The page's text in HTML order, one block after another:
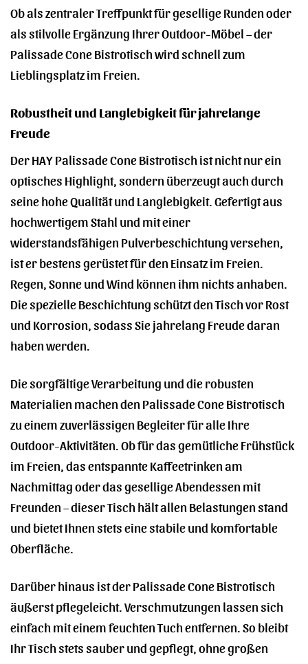
Ob als zentraler Treffpunkt für gesellige Runden oder
als stilvolle Ergänzung Ihrer Outdoor-Möbel – der
Palissade Cone Bistrotisch wird schnell zum
Lieblingsplatz im Freien.
Robustheit und Langlebigkeit für jahrelange
Freude
Der HAY Palissade Cone Bistrotisch ist nicht nur ein
optisches Highlight, sondern überzeugt auch durch
seine hohe Qualität und Langlebigkeit. Gefertigt aus
hochwertigem Stahl und mit einer
widerstandsfähigen Pulverbeschichtung versehen,
ist er bestens gerüstet für den Einsatz im Freien.
Regen, Sonne und Wind können ihm nichts anhaben.
Die spezielle Beschichtung schützt den Tisch vor Rost
und Korrosion, sodass Sie jahrelang Freude daran
haben werden.
Die sorgfältige Verarbeitung und die robusten
Materialien machen den Palissade Cone Bistrotisch
zu einem zuverlässigen Begleiter für alle Ihre
Outdoor-Aktivitäten. Ob für das gemütliche Frühstück
im Freien, das entspannte Kaffeetrinken am
Nachmittag oder das gesellige Abendessen mit
Freunden – dieser Tisch hält allen Belastungen stand
und bietet Ihnen stets eine stabile und komfortable
Oberfläche.
Darüber hinaus ist der Palissade Cone Bistrotisch
äußerst pflegeleicht. Verschmutzungen lassen sich
einfach mit einem feuchten Tuch entfernen. So bleibt
Ihr Tisch stets sauber und gepflegt, ohne großen